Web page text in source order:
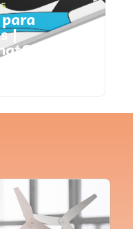
para
|